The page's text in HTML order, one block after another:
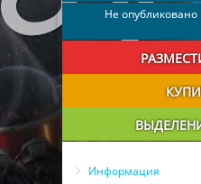
Не
Информация